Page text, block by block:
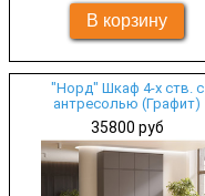
"Норд" Шкаф 4-х ств. с
антресолью (Графит)
35800 руб